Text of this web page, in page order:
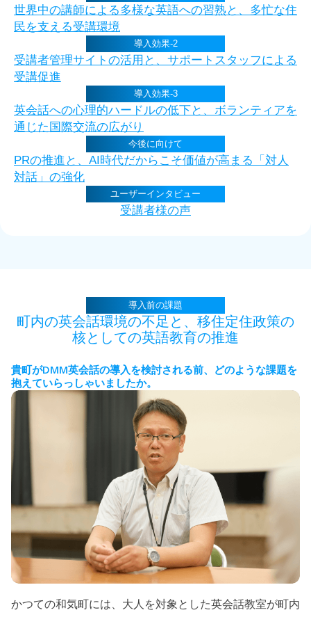
世界中の講師による多様な英語への習熟と、多忙な住
民を支える受講環境
導入効果-2
受講者管理サイトの活用と、サポートスタッフによる
受講促進
導入効果-3
英会話への心理的ハードルの低下と、ボランティアを
通じた国際交流の広がり
今後に向けて
PRの推進と、AI時代だからこそ価値が高まる「対人
対話」の強化
ユーザーインタビュー
受講者様の声
導入前の課題
町内の英会話環境の不足と、移住定住政策の
核としての英語教育の推進
貴町がDMM英会話の導入を検討される前、どのような課題を
抱えていらっしゃいましたか。
かつての和気町には、大人を対象とした英会話教室が町内